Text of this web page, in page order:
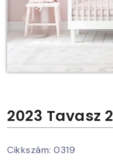
2023 Tavasz 2
Cikkszám: 0319